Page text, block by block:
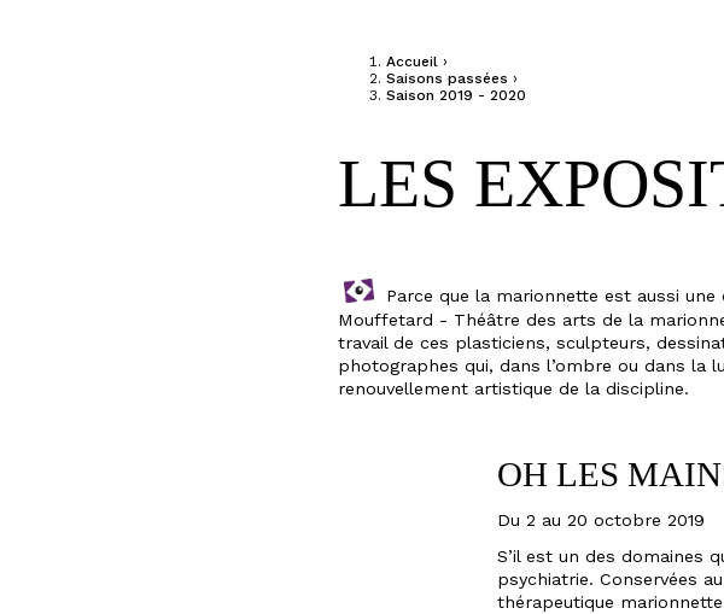
VOUS ÊTES ICI
Accueil ›
Saisons passées ›
Saison 2019 - 2020
LES
Parce que la marionnette est aussi une
Mouffetard - Théâtre des arts de la
travail de ces plasticiens, sculpteurs,
photographes qui, dans l’ombre ou dans la
renouvellement artistique de la discipline.
OH LES
Du 2 au 20 octobre 2019
S’il est un des domaines
psychiatrie. Conservées
thérapeutique